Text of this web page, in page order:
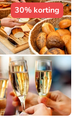
30% korting